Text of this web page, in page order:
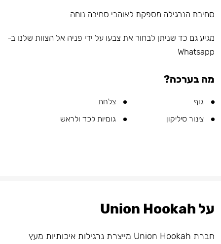
סחיבת הנרגילה מספקת לאוהבי סחיבה נוחה
מגיע גם כד שניתן לבחור את צבעו על ידי פניה אל הצוות שלנו ב-
Whatsapp
מה בערכה?
גוף
צלחת
צינור סיליקון
גומיות לכד ולראש
על Union Hookah
חברת Union Hookah מייצרת נרגילות איכותיות מעץ